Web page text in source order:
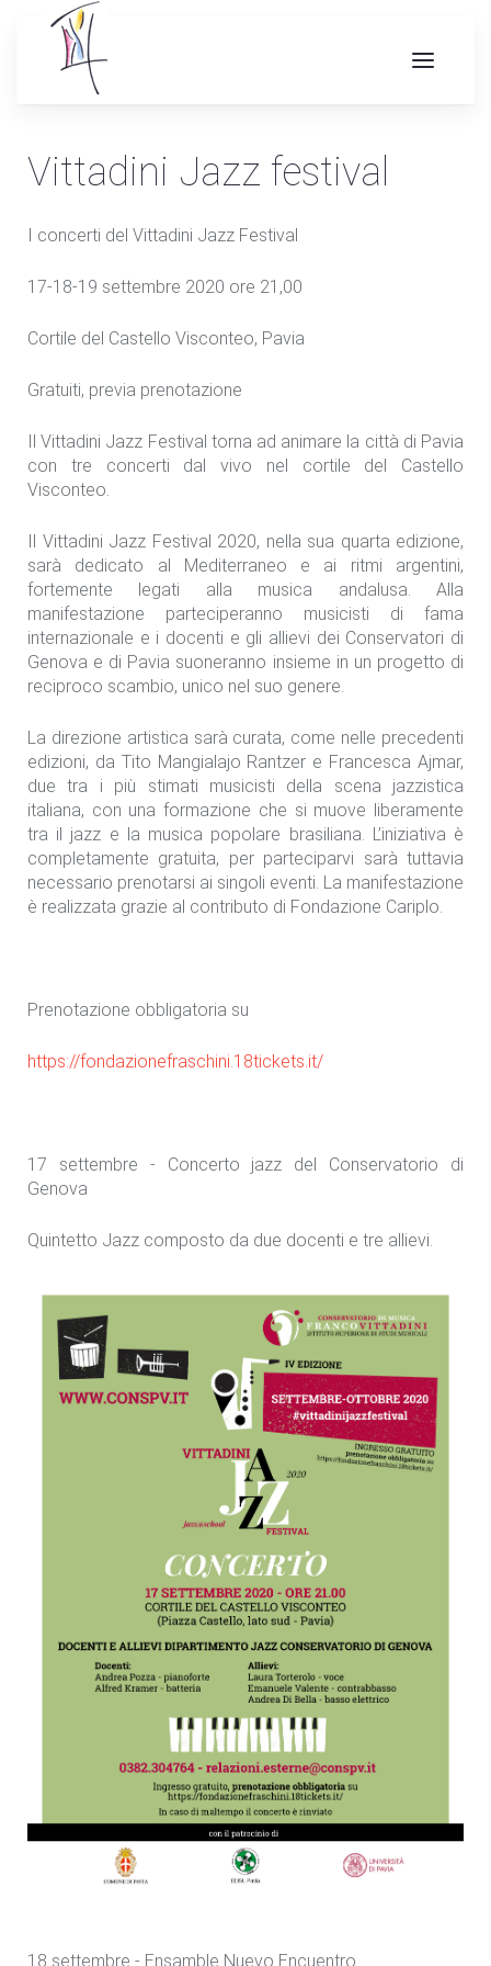
Vittadini Jazz festival
I concerti del Vittadini Jazz Festival
17-18-19 settembre 2020 ore 21,00
Cortile del Castello Visconteo, Pavia
Gratuiti, previa prenotazione
Il Vittadini Jazz Festival torna ad animare la città di Pavia
con tre concerti dal vivo nel cortile del Castello
Visconteo.
Il Vittadini Jazz Festival 2020, nella sua quarta edizione,
sarà dedicato al Mediterraneo e ai ritmi argentini,
fortemente legati alla musica andalusa. Alla
manifestazione parteciperanno musicisti di fama
internazionale e i docenti e gli allievi dei Conservatori di
Genova e di Pavia suoneranno insieme in un progetto di
reciproco scambio, unico nel suo genere.
La direzione artistica sarà curata, come nelle precedenti
edizioni, da Tito Mangialajo Rantzer e Francesca Ajmar,
due tra i più stimati musicisti della scena jazzistica
italiana, con una formazione che si muove liberamente
tra il jazz e la musica popolare brasiliana. L’iniziativa è
completamente gratuita, per parteciparvi sarà tuttavia
necessario prenotarsi ai singoli eventi. La manifestazione
è realizzata grazie al contributo di Fondazione Cariplo.
Prenotazione obbligatoria su
https://fondazionefraschini.18tickets.it/
17 settembre - Concerto jazz del Conservatorio di
Genova
Quintetto Jazz composto da due docenti e tre allievi.
18 settembre - Ensamble Nuevo Encuentro